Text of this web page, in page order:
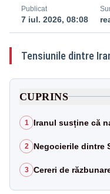
Publicat
7 iul. 2026, 08:08
Tensiunile dintre
CUPRINS
1 Iranul susține că
2 Negocierile dintre
3 Cereri de